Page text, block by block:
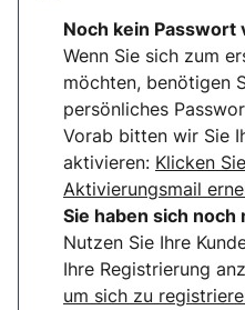
Noch kein Passwort
Wenn Sie sich zum
möchten, benötigen
persönliches
Vorab bitten wir Sie
aktivieren: Klicken
Aktivierungsmail
Sie haben sich
Nutzen Sie Ihre
Ihre Registrierung
um sich zu